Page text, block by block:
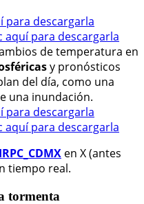
para descargarla
aquí para descargarla
de temperatura en
y pronósticos
del día, como una
una inundación.
para descargarla
aquí para descargarla
en X (antes
tiempo real.
tormenta